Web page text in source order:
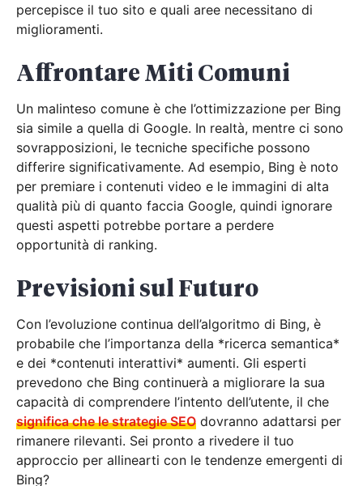
percepisce il tuo sito e quali aree necessitano di
miglioramenti.
Affrontare Miti Comuni
Un malinteso comune è che l’ottimizzazione per Bing
sia simile a quella di Google. In realtà, mentre ci sono
sovrapposizioni, le tecniche specifiche possono
differire significativamente. Ad esempio, Bing è noto
per premiare i contenuti video e le immagini di alta
qualità più di quanto faccia Google, quindi ignorare
questi aspetti potrebbe portare a perdere
opportunità di ranking.
Previsioni sul Futuro
Con l’evoluzione continua dell’algoritmo di Bing, è
probabile che l’importanza della *ricerca semantica*
e dei *contenuti interattivi* aumenti. Gli esperti
prevedono che Bing continuerà a migliorare la sua
capacità di comprendere l’intento dell’utente, il che
significa che le strategie SEO dovranno adattarsi per
rimanere rilevanti. Sei pronto a rivedere il tuo
approccio per allinearti con le tendenze emergenti di
Bing?